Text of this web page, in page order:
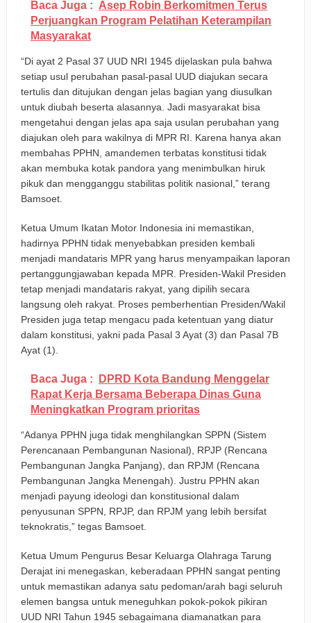
Baca Juga : Asep Robin Berkomitmen Terus
Perjuangkan Program Pelatihan Keterampilan
Masyarakat
“Di ayat 2 Pasal 37 UUD NRI 1945 dijelaskan pula bahwa
setiap usul perubahan pasal-pasal UUD diajukan secara
tertulis dan ditujukan dengan jelas bagian yang diusulkan
untuk diubah beserta alasannya. Jadi masyarakat bisa
mengetahui dengan jelas apa saja usulan perubahan yang
diajukan oleh para wakilnya di MPR RI. Karena hanya akan
membahas PPHN, amandemen terbatas konstitusi tidak
akan membuka kotak pandora yang menimbulkan hiruk
pikuk dan mengganggu stabilitas politik nasional,” terang
Bamsoet.
Ketua Umum Ikatan Motor Indonesia ini memastikan,
hadirnya PPHN tidak menyebabkan presiden kembali
menjadi mandataris MPR yang harus menyampaikan laporan
pertanggungjawaban kepada MPR. Presiden-Wakil Presiden
tetap menjadi mandataris rakyat, yang dipilih secara
langsung oleh rakyat. Proses pemberhentian Presiden/Wakil
Presiden juga tetap mengacu pada ketentuan yang diatur
dalam konstitusi, yakni pada Pasal 3 Ayat (3) dan Pasal 7B
Ayat (1).
Baca Juga :
DPRD Kota Bandung Menggelar
Rapat Kerja Bersama Beberapa Dinas Guna
Meningkatkan Program prioritas
“Adanya PPHN juga tidak menghilangkan SPPN (Sistem
Perencanaan Pembangunan Nasional), RPJP (Rencana
Pembangunan Jangka Panjang), dan RPJM (Rencana
Pembangunan Jangka Menengah). Justru PPHN akan
menjadi payung ideologi dan konstitusional dalam
penyusunan SPPN, RPJP, dan RPJM yang lebih bersifat
teknokratis,” tegas Bamsoet.
Ketua Umum Pengurus Besar Keluarga Olahraga Tarung
Derajat ini menegaskan, keberadaan PPHN sangat penting
untuk memastikan adanya satu pedoman/arah bagi seluruh
elemen bangsa untuk meneguhkan pokok-pokok pikiran
UUD NRI Tahun 1945 sebagaimana diamanatkan para